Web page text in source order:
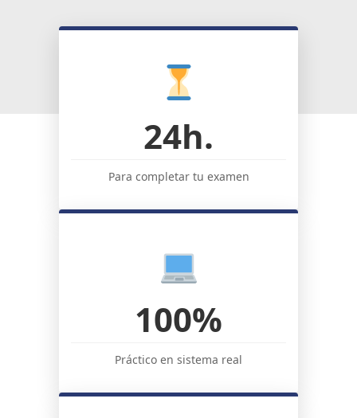
24h.
Para completar tu examen
100%
Práctico en sistema real